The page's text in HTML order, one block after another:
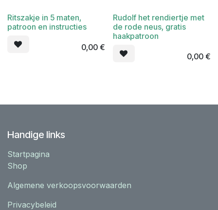
Ritszakje in 5 maten,
patroon en instructies
0,00€
Rudolf het rendiertje met
de rode neus, gratis
haakpatroon
0,00€
Handige links
Startpagina
Shop
Algemene verkoopsvoorwaarden
Privacybeleid